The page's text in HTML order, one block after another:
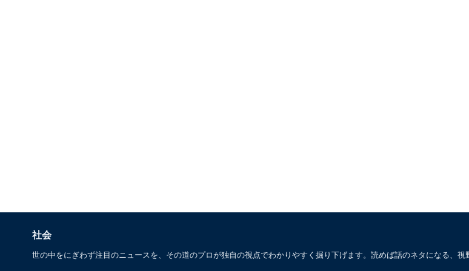
社会
世の中をにぎわず注目のニュースを、その道のプロが独自の視点でわかりやすく掘り下げます。読めば話のネタになる、